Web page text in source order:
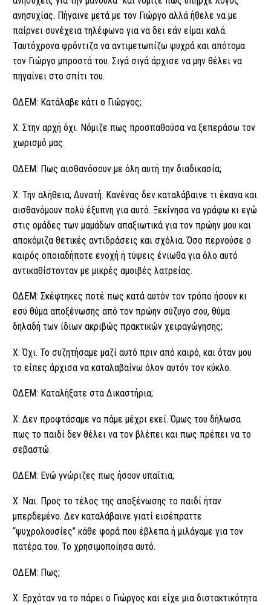
ανησυχίας. Πήγαινε μετά με τον Γιώργο αλλά ήθελε να με
παίρνει συνέχεια τηλέφωνο για να δει εάν είμαι καλά.
Ταυτόχρονα φρόντιζα να αντιμετωπίζω ψυχρά και απότομα
τον Γιώργο μπροστά του. Σιγά σιγά άρχισε να μην θέλει να
πηγαίνει στο σπίτι του.
ΟΔΕΜ: Κατάλαβε κάτι ο Γιώργος;
Χ: Στην αρχή όχι. Νόμιζε πως προσπαθούσα να ξεπεράσω τον
χωρισμό μας.
ΟΔΕΜ: Πως αισθανόσουν με όλη αυτή την διαδικασία;
Χ: Την αλήθεια; Δυνατή. Κανένας δεν καταλάβαινε τι έκανα και
αισθανόμουν πολύ έξυπνη για αυτό. Ξεκίνησα να γράφω κι εγώ
στις ομάδες των μαμάδων απαξιωτικά για τον πρώην μου και
αποκόμιζα θετικές αντιδράσεις και σχόλια. Όσο περνούσε ο
καιρός οποιαδήποτε ενοχή ή τύψεις ένιωθα για όλο αυτό
αντικαθίστονταν με μικρές αμοιβές λατρείας.
ΟΔΕΜ: Σκέφτηκες ποτέ πως κατά αυτόν τον τρόπο ήσουν κι
εσύ θύμα αποξένωσης από τον πρώην σύζυγο σου, θύμα
δηλαδή των ίδιων ακριβώς πρακτικών χειραγώγησης;
Χ: Όχι. Το συζητήσαμε μαζί αυτό πριν από καιρό, και όταν μου
το είπες άρχισα να καταλαβαίνω όλον αυτόν τον κύκλο.
ΟΔΕΜ: Καταλήξατε στα Δικαστήρια;
Χ: Δεν προφτάσαμε να πάμε μέχρι εκεί. Όμως του δήλωσα
πως το παιδί δεν θέλει να τον βλέπει και πως πρέπει να το
σεβαστώ.
ΟΔΕΜ: Ενώ γνώριζες πως ήσουν υπαίτια;
Χ: Ναι. Προς το τέλος της αποξένωσης το παιδί ήταν
μπερδεμένο. Δεν καταλάβαινε γιατί εισέπραττε
“ψυχρολουσίες” κάθε φορά που έβλεπα ή μιλάγαμε για τον
πατέρα του. Το χρησιμοποίησα αυτό.
ΟΔΕΜ: Πως;
Χ: Ερχόταν να το πάρει ο Γιώργος και είχε μια διστακτικότητα